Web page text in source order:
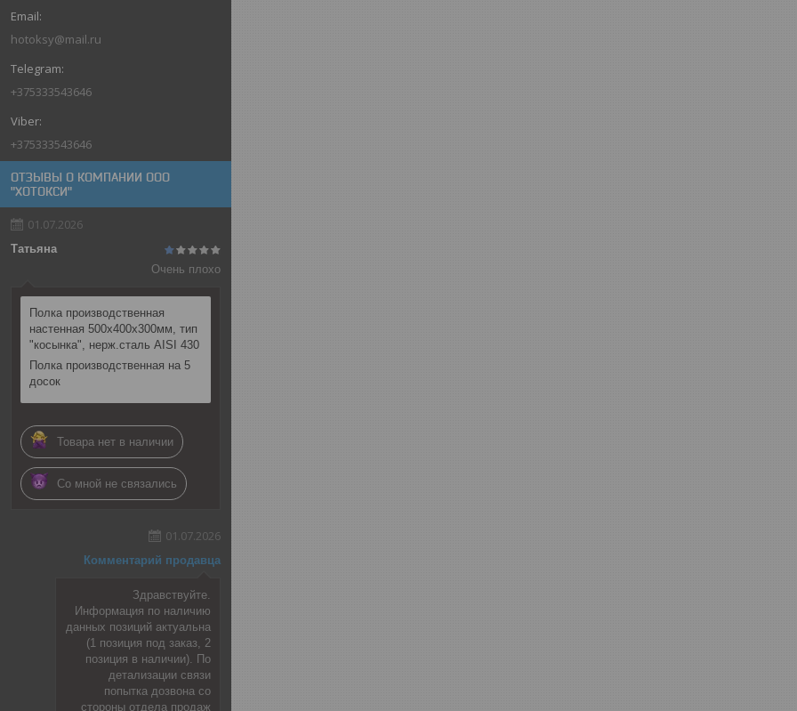
hotoksy@mail.ru
+375333543646
+375333543646
ОТЗЫВЫ О КОМПАНИИ ООО
"ХОТОКСИ"
01.07.2026
Татьяна
Очень плохо
Полка производственная
настенная 500х400х300мм, тип
"косынка", нерж.сталь AISI 430
Полка производственная на 5
досок
Товара нет в наличии
Со мной не связались
01.07.2026
Комментарий продавца
Здравствуйте.
Информация по наличию
данных позиций актуальна
(1 позиция под заказ, 2
позиция в наличии). По
детализации связи
попытка дозвона со
стороны отдела продаж